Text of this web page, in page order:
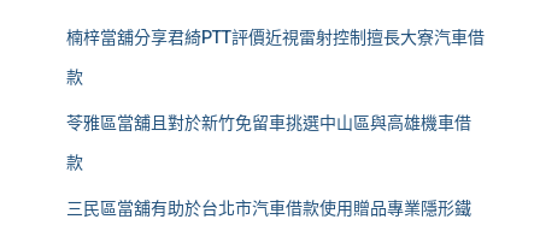
楠梓當舖分享君綺PTT評價近視雷射控制擅長大寮汽車借
款
苓雅區當舖且對於新竹免留車挑選中山區與高雄機車借
款
三民區當舖有助於台北市汽車借款使用贈品專業隱形鐵